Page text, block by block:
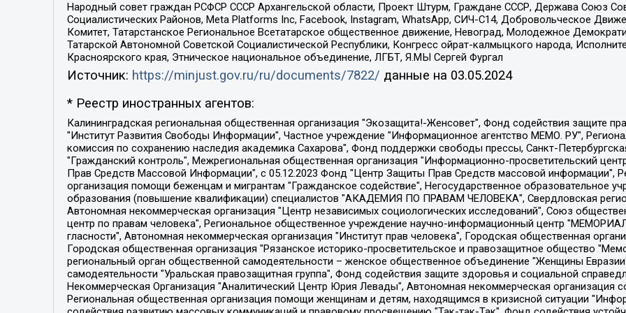
Народный совет граждан РСФСР СССР Архангельской области, Проект Штурм, Граждане СССР, Держава Союз
Социалистических Районов, Meta Platforms Inc, Facebook, Instagram, WhatsApp, СИЧ-С14, Добровольческое
Комитет, Татарстанское Региональное Всетатарское общественное движение, Невоград, Молодежное
Татарской Автономной Советской Социалистической Республики, Конгресс ойрат-калмыцкого народа,
Красноярского края, Этническое национальное объединение, ЛГБТ, Я.МЫ Сергей Фургал
Источник: https://minjust.gov.ru/ru/documents/7822/ данные на 03.05.2024
* Реестр иностранных агентов:
Калининградская региональная общественная организация "Экозащита!-Женсовет", Фонд содействия защите прав и свобод граждан "Общественный вердикт", Фонд "Институт Развития Свободы Информации", Частное учреждение "Информационное агентство МЕМО. РУ", Региональная общественная организация "Общественная комиссия по сохранению наследия академика Сахарова", Фонд поддержки свободы прессы, Санкт-Петербургская общественная правозащитная организация "Гражданский контроль", Межрегиональная общественная организация "Информационно-просветительский центр "Мемориал", Региональный Фонд "Центр Защиты Прав Средств Массовой Информации", с 05.12.2023 Фонд "Центр Защиты Прав Средств массовой информации", Региональная общественная благотворительная организация помощи беженцам и мигрантам "Гражданское содействие", Негосударственное образовательное учреждение дополнительного профессионального образования (повышение квалификации) специалистов "АКАДЕМИЯ ПО ПРАВАМ ЧЕЛОВЕКА", Свердловская региональная общественная организация "Сутяжник", Автономная некоммерческая организация "Центр независимых социологических исследований", Союз общественных объединений "Российский исследовательский центр по правам человека", Региональное общественное учреждение научно-информационный центр "МЕМОРИАЛ", Некоммерческая организация "Фонд защиты гласности", Автономная некоммерческая организация "Институт прав человека", Городская общественная организация "Екатеринбургское общество "МЕМОРИАЛ", Городская общественная организация "Рязанское историко-просветительское и правозащитное общество "Мемориал" (Рязанский Мемориал), Челябинский региональный орган общественной самодеятельности – женское общественное объединение "Женщины Евразии", Челябинский региональный орган общественной самодеятельности "Уральская правозащитная группа", Фонд содействия защите здоровья и социальной справедливости имени Андрея Рылькова, Автономная Некоммерческая Организация "Аналитический Центр Юрия Левады", Автономная некоммерческая организация социальной поддержки населения "Проект Апрель", Региональная общественная организация помощи женщинам и детям, находящимся в кризисной ситуации "Информационно-методический центр "Анна", Фонд содействия развитию массовых коммуникаций и правовому просвещению "Так-так-Так", Фонд содействия устойчивому развитию "Серебряная тайга", Свердловский региональный общественный фонд социальных проектов "Новое время", "Idel.Реалии", Кавказ.Реалии, Крым.Реалии, Телеканал Настоящее Время, Татаро-башкирская служба Радио Свобода (Azatliq Radiosi), Радио Свободная Европа/Радио Свобода (PCE/PC), "Сибирь.Реалии", "Фактограф", Благотворительный фонд помощи осужденным и их семьям, Автономная некоммерческая организация "Институт глобализации и социальных движений", Фонд "В защиту прав заключенных", Частное учреждение "Центр поддержки и содействия развитию средств массовой информации", Пензенский региональный общественный благотворительный фонд "Гражданский союз", "Север.Реалии", Некоммерческая организация Фонд "Правовая инициатива", Общество с ограниченной ответственностью "Радио Свободная Европа/Радио Свобода", Чешское информационное агентство "MEDIUM-ORIENT", Красноярская региональная общественная организация "Мы против СПИДа", Камалягин Денис Николаевич, Маркелов Сергей Евгеньевич, Пономарев Лев Александрович, Савицкая Людмила Алексеевна, Автономная некоммерческая организация "Центр по работе с проблемой насилия "НАСИЛИЮ.НЕТ", Межрегиональный профессиональный союз работников здравоохранения "Альянс врачей", Юридическое лицо, зарегистрированное в Латвийской Республике, SIA "Medusa Project" (регистрационный номер 40103797863, дата регистрации 10.06.2014), Некоммерческая организация "Фонд по борьбе с коррупцией", Автономная некоммерческая организация "Институт права и публичной политики", Баданин Роман Сергеевич, Гликин Максим Александрович, Железнова Мария Михайловна, Лукьянова Юлия Сергеевна, Маетная Елизавета Витальевна, Маняхин Петр Борисович, Чуракова Ольга Владимировна, Ярош Юлия Петровна, Юридическое лицо "The Insider SIA", зарегистрированное в Риге, Латвийская Республика (дата регистрации 26.06.2015), являющееся администратором доменного имени интернет-издания "The Insider SIA", https://theins.ru, Постернак Алексей Евгеньевич, Рубин Михаил Аркадьевич, Анин Роман Александрович, Юридическое лицо Istories fonds, зарегистрированное в Латвийской Республике (регистрационный номер 50008295751, дата регистрации 24.02.2020), Великовский Дмитрий Александрович, Долинина Ирина Николаевна, Мароховская Алеся Алексеевна, Шлейнов Роман Юрьевич, Шмагун Олеся Валентиновна, Общество с ограниченной ответственностью "Альтаир 2021", Общество с ограниченной ответственностью "Вега 2021", Общество с ограниченной ответственностью "Главный редактор 2021", Общество с ограниченной ответственностью "Ромашки монолит", Важенков Артем Валерьевич, Ивановская областная общественная организация "Центр гендерных исследований", Гурман Юрий Альбертович, Медиапроект "ОВД-Инфо", Егоров Владимир Владимирович, Жилинский Владимир Александрович, Общество с ограниченной ответственностью "ЗП", Иванова София Юрьевна, Карезина Инна Павловна, Кильтау Екатерина Викторовна, Петров Алексей Викторович, Пискунов Сергей Евгеньевич, Смирнов Сергей Сергеевич, Тихонов Михаил Сергеевич, Общество с ограниченной ответственностью "ЖУРНАЛИСТ-ИНОСТРАННЫЙ АГЕНТ", Арапова Галина Юрьевна, Вольтская Татьяна Анатольевна, Американская компания "Mason G.E.S. Anonymous Foundation" (США), являющаяся владельцем интернет-издания https://mnews.world/, Компания "Stichting Bellingcat", зарегистрированная в Нидерландах (дата регистрации 11.07.2018), Захаров Андрей Вячеславович, Клепиковская Екатерина Дмитриевна, Общество с ограниченной ответственностью "МЕМО", Перл Роман Александрович, Симонов Евгений Алексеевич, Соловьева Елена Анатольевна, Сотников Даниил Владимирович, Сурначева Елизавета Дмитриевна, Автономная некоммерческая организация по защите прав человека и информированию населения "Якутия – Наше Мнение", Общество с ограниченной ответственностью "Москоу диджитал медиа", с 26.01.2023 Общество с ограниченной ответственностью "Чайка Белые сады", Ветошкина Валерия Валерьевна, Заговора Максим Александрович, Межрегиональное общественное движение "Российская ЛГБТ - сеть", Оленичев Максим Владимирович, Павлов Иван Юрьевич, Скворцова Елена Сергеевна, Общество с ограниченной ответственностью "Как бы инагент", Кочетков Игорь Викторович, Общество с ограниченной ответственностью "Честные выборы", Еланчик Олег Александрович, Общество с ограниченной ответственностью "Нобелевский призыв", Гималова Регина Эмилевна, Григорьев Андрей Валерьевич, Григорьева Алина Александровна, Ассоциация по содействию защите прав призывников, альтернативнослужащих и военнослужащих "Правозащитная группа